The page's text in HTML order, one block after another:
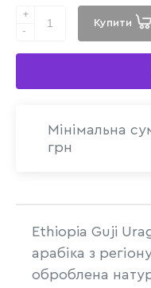
+
-
Купити
Мінімальна
грн
Ethiopia Guji
арабіка з
оброблена